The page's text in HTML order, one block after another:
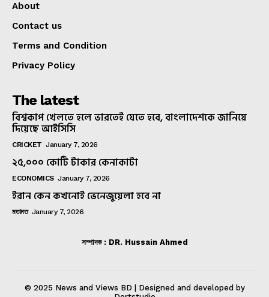
About
Contact us
Terms and Condition
Privacy Policy
The latest
বিশ্বকাপ খেলতে হলে ভারতেই যেতে হবে, বাংলাদেশকে জানিয়ে
দিয়েছে আইসিসি
CRICKET January 7, 2026
২৫,০০০ কোটি টাকার কেনাকাটা
ECONOMICS January 7, 2026
ইরান কেন কখনোই ভেনেজুয়েলা হবে না
মতামত January 7, 2026
সম্পাদক : DR. Hussain Ahmed
© 2025 News and Views BD | Designed and developed by